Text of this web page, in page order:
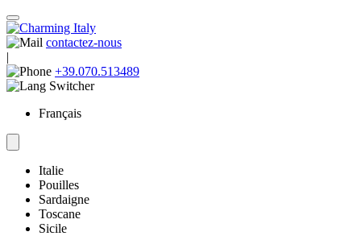
contactez-nous
|
+39.070.513489
Français
Italie
Pouilles
Sardaigne
Toscane
Sicile